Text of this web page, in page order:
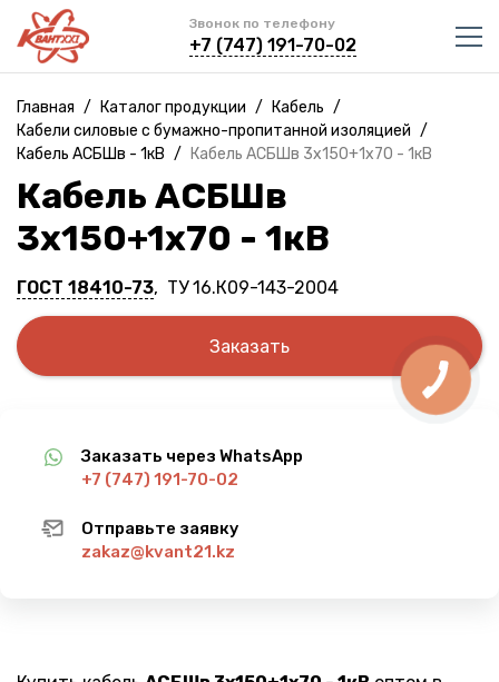
Звонок по телефону
+7 (747) 191-70-02
Главная / Каталог продукции / Кабель /
Кабели силовые с бумажно-пропитанной изоляцией /
Кабель АСБШв - 1кВ / Кабель АСБШв 3х150+1х70 - 1кВ
Кабель АСБШв
3х150+1х70 - 1кВ
ГОСТ 18410-73, ТУ 16.К09-143-2004
Заказать
Заказать через WhatsApp
+7 (747) 191-70-02
Отправьте заявку
zakaz@kvant21.kz